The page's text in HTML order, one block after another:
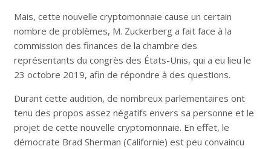
Mais, cette nouvelle cryptomonnaie cause un certain
nombre de problèmes, M. Zuckerberg a fait face à la
commission des finances de la chambre des
représentants du congrès des États-Unis, qui a eu lieu le
23 octobre 2019, afin de répondre à des questions.
Durant cette audition, de nombreux parlementaires ont
tenu des propos assez négatifs envers sa personne et le
projet de cette nouvelle cryptomonnaie. En effet, le
démocrate Brad Sherman (Californie) est peu convaincu